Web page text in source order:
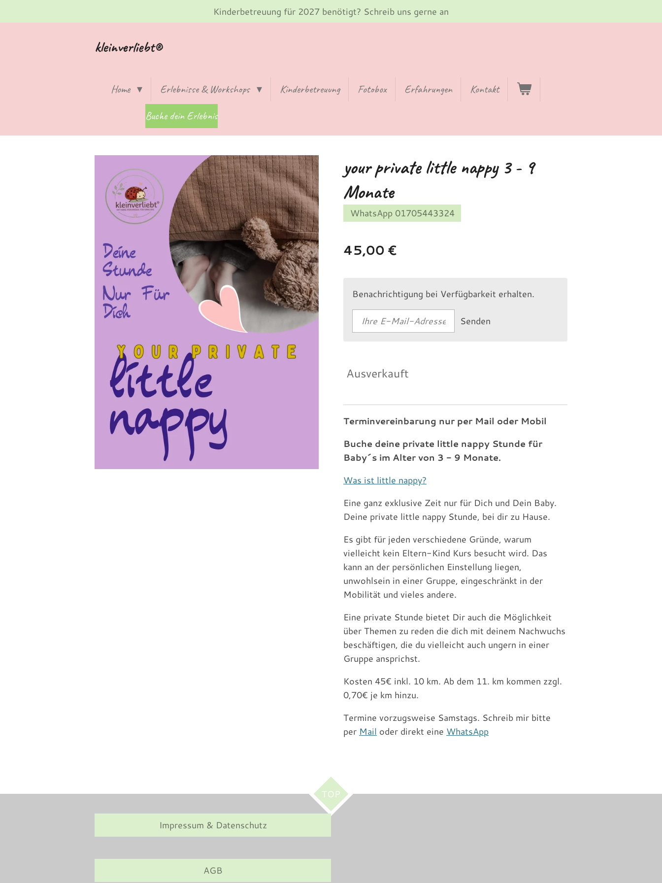
Hauptinhalt
Kinderbetreuung für 2027 benötigt? Schreib uns gerne an
kleinverliebt®
Home Erlebnisse & Workshops Kinderbetreuung Fotobox Erfahrungen
Kontakt
Buche dein Erlebnis
your private little nappy 3 - 9
Monate
WhatsApp 01705443324
45,00 €
Benachrichtigung bei Verfügbarkeit erhalten.
Senden
Ausverkauft
Terminvereinbarung nur per Mail oder Mobil
Buche deine private little nappy Stunde für
Baby´s im Alter von 3 - 9 Monate.
Was ist little nappy?
Eine ganz exklusive Zeit nur für Dich und Dein Baby.
Deine private little nappy Stunde, bei dir zu Hause.
Es gibt für jeden verschiedene Gründe, warum
vielleicht kein Eltern-Kind Kurs besucht wird. Das
kann an der persönlichen Einstellung liegen,
unwohlsein in einer Gruppe, eingeschränkt in der
Mobilität und vieles andere.
Eine private Stunde bietet Dir auch die Möglichkeit
über Themen zu reden die dich mit deinem Nachwuchs
beschäftigen, die du vielleicht auch ungern in einer
Gruppe ansprichst.
Kosten 45€ inkl. 10 km. Ab dem 11. km kommen zzgl.
0,70€ je km hinzu.
Termine vorzugsweise Samstags. Schreib mir bitte
per Mail oder direkt eine WhatsApp
TOP
Impressum & Datenschutz
AGB